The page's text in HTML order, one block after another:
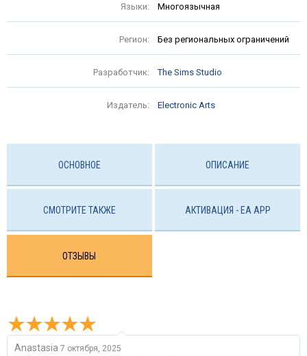
Языки: Многоязычная
Регион: Без региональных ограничений
Разработчик: The Sims Studio
Издатель: Electronic Arts
ОСНОВНОЕ ОПИСАНИЕ
СМОТРИТЕ ТАКЖЕ АКТИВАЦИЯ - EA APP
ОТЗЫВЫ
Anastasia 7 октября, 2025